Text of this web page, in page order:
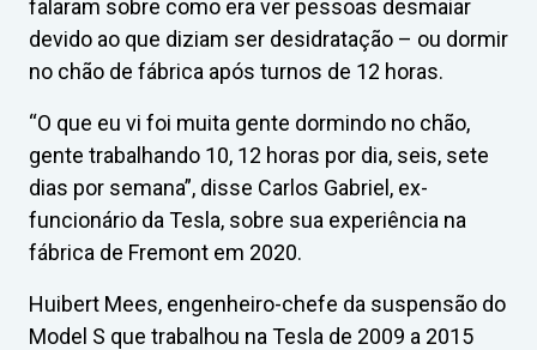
falaram sobre como era ver pessoas desmaiar
devido ao que diziam ser desidratação – ou dormir
no chão de fábrica após turnos de 12 horas.
“O que eu vi foi muita gente dormindo no chão,
gente trabalhando 10, 12 horas por dia, seis, sete
dias por semana”, disse Carlos Gabriel, ex-
funcionário da Tesla, sobre sua experiência na
fábrica de Fremont em 2020.
Huibert Mees, engenheiro-chefe da suspensão do
Model S que trabalhou na Tesla de 2009 a 2015